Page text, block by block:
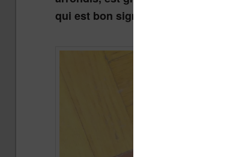
qui est bon signe pour la solidité